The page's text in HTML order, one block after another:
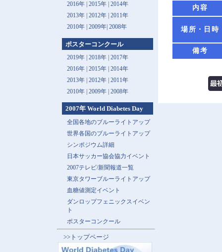
内容
場所・日時
備考
2016年| 2015年| 2014年
2013年 | 2012年| 2011年
2010年| 2009年| 2008年
ポスターコンクール
2019年 | 2018年 | 2017年
2016年 | 2015年 | 2014年
2013年 | 2012年 | 2011年
2010年 | 2009年 | 2008年
2007年 World Diabetes Day
全国各地のブルーライトアップ
世界各国のブルーライトアップ
シンポジウム詳細
日本サッカー協会協力イベント
2007テレビ/新聞報道一覧
東京タワーブルーライトアップ
血糖値測定イベント
ダンロップフェニックスイベン
ト
ポスターコンクール
>>トップページ